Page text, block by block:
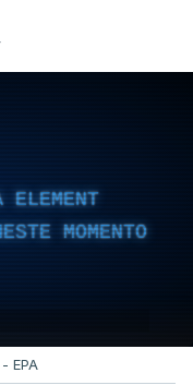
ELEMENT
MOMENTO
EPA